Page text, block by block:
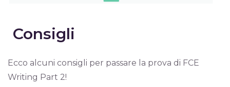
Consigli
Ecco alcuni consigli per passare la prova di FCE
Writing Part 2!